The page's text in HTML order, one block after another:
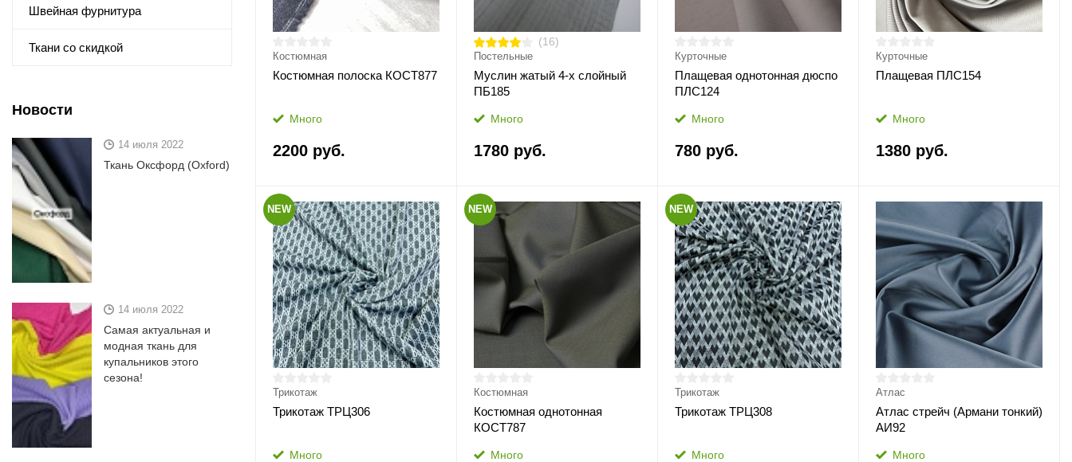
Швейная фурнитура
Ткани со скидкой
Новости
14 июля 2022
Ткань Оксфорд (Oxford)
14 июля 2022
Самая актуальная и
модная ткань для
купальников этого
сезона!
Костюмная
Костюмная полоска КОСТ877
Много
2200 руб.
(16)
Постельные
Муслин жатый 4-х слойный
ПБ185
Много
1780 руб.
Курточные
Плащевая однотонная дюспо
ПЛС124
Много
780 руб.
Курточные
Плащевая ПЛС154
Много
1380 руб.
NEW
Трикотаж
Трикотаж ТРЦ306
Много
NEW
Костюмная
Костюмная однотонная
КОСТ787
Много
NEW
Трикотаж
Трикотаж ТРЦ308
Много
Атлас
Атлас стрейч (Армани тонкий)
АИ92
Много